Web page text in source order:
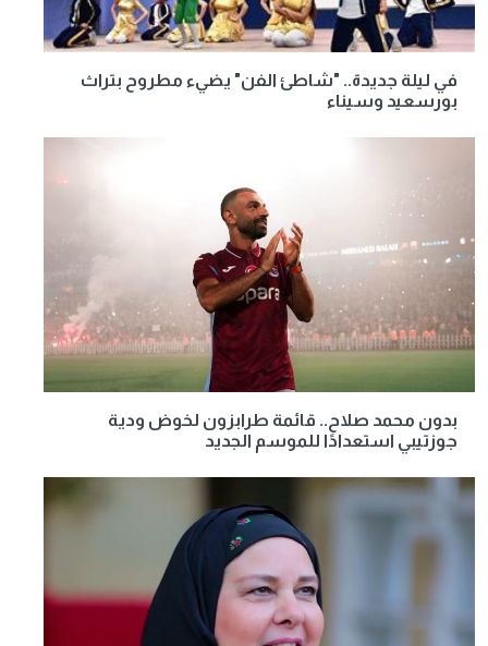
في ليلة جديدة.. "شاطئ الفن" يضيء مطروح بتراث
بورسعيد وسيناء
بدون محمد صلاح.. قائمة طرابزون لخوض ودية
جوزتيبي استعدادًا للموسم الجديد